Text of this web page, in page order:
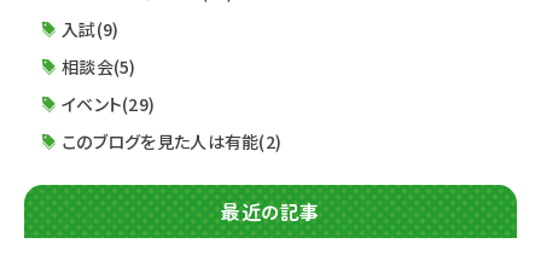
入試(9)
相談会(5)
イベント(29)
このブログを見た人は有能(2)
最近の記事